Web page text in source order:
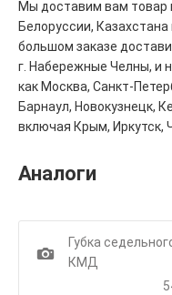
Мы доставим вам товар
Белоруссии,
большом заказе
г. Набережные Челны, и
как Москва, Санкт-
Барнаул, Новокузнецк,
включая Крым, Иркутск,
Аналоги
1
Губка
КМД